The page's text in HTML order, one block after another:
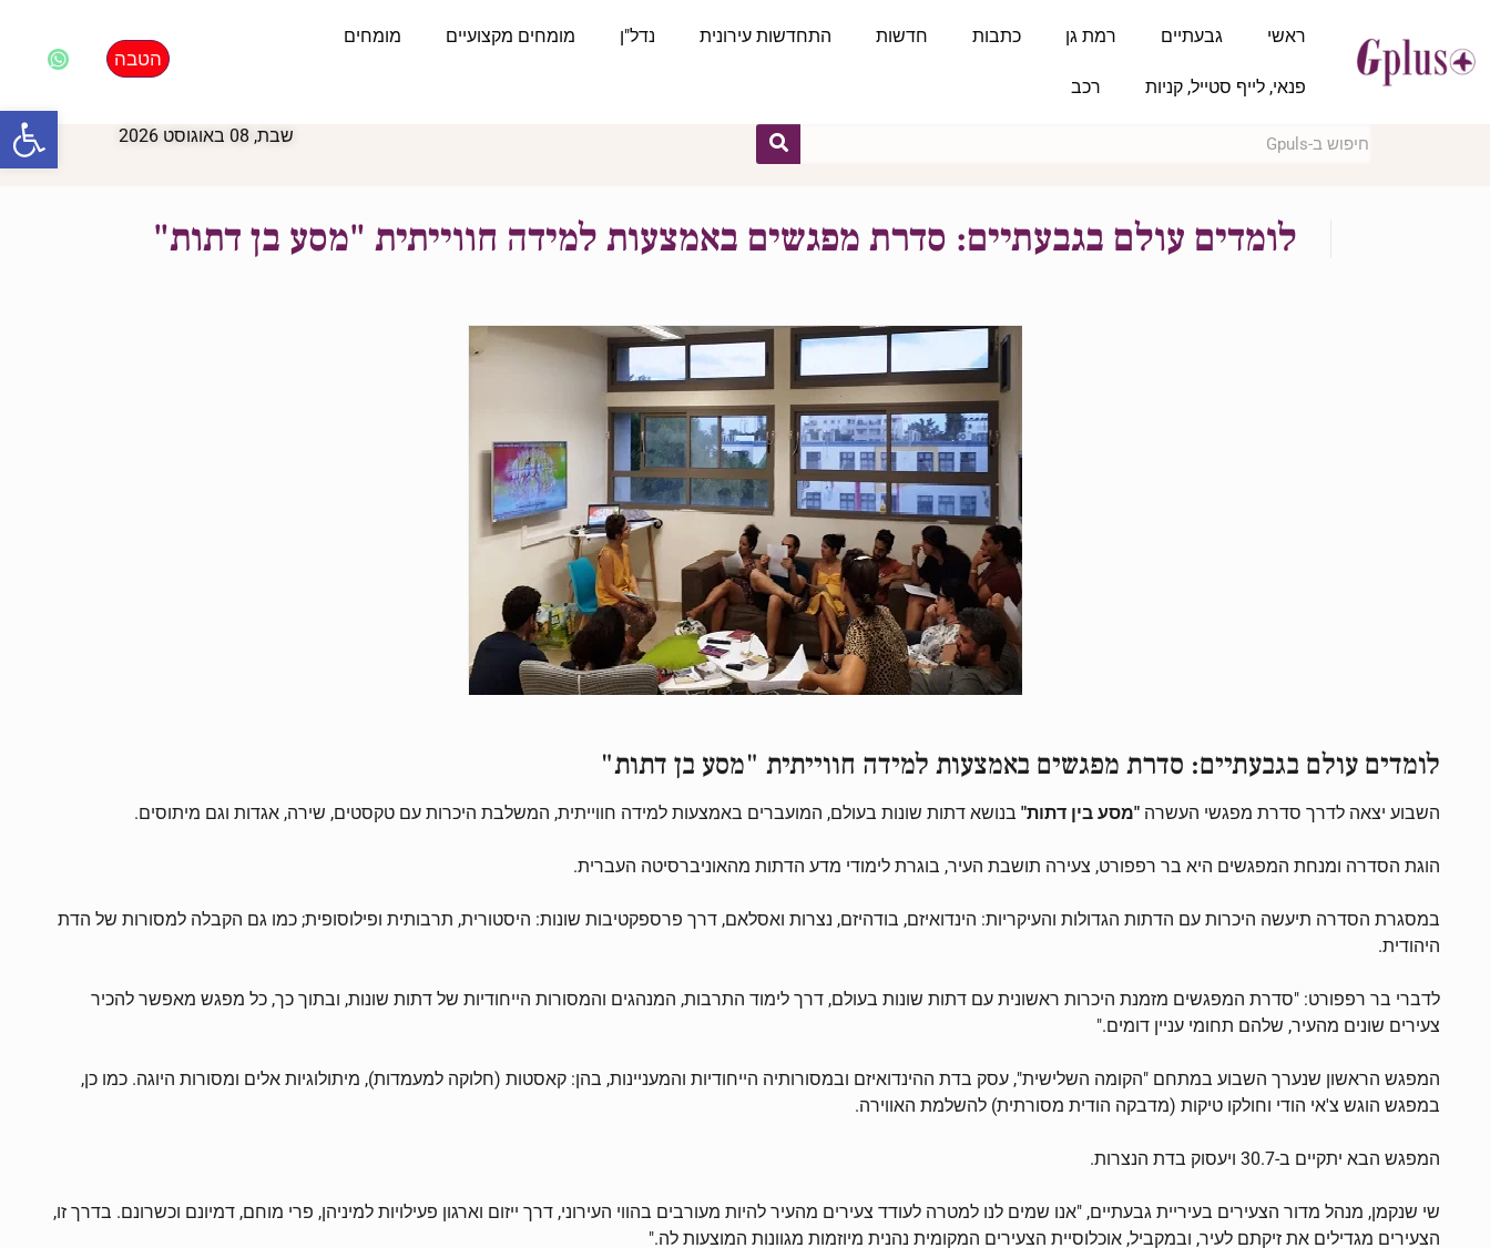
ראשי גבעתיים רמת גן כתבות חדשות התחדשות עירונית נדל"ן מומחים מקצועיים מומחים
פנאי, לייף סטייל, קניות רכב
הטבה
שבת, 08 באוגוסט 2026
לומדים עולם בגבעתיים: סדרת מפגשים באמצעות למידה חווייתית "מסע בן דתות"
לומדים עולם בגבעתיים: סדרת מפגשים באמצעות למידה חווייתית "מסע בן דתות"
השבוע יצאה לדרך סדרת מפגשי העשרה "מסע בין דתות" בנושא דתות שונות בעולם, המועברים באמצעות למידה חווייתית, המשלבת היכרות עם טקסטים, שירה, אגדות וגם מיתוסים.
הוגת הסדרה ומנחת המפגשים היא בר רפפורט, צעירה תושבת העיר, בוגרת לימודי מדע הדתות מהאוניברסיטה העברית.
במסגרת הסדרה תיעשה היכרות עם הדתות הגדולות והעיקריות: הינדואיזם, בודהיזם, נצרות ואסלאם, דרך פרספקטיבות שונות: היסטורית, תרבותית ופילוסופית; כמו גם הקבלה למסורות של הדת
היהודית.
לדברי בר רפפורט: "סדרת המפגשים מזמנת היכרות ראשונית עם דתות שונות בעולם, דרך לימוד התרבות, המנהגים והמסורות הייחודיות של דתות שונות, ובתוך כך, כל מפגש מאפשר להכיר
צעירים שונים מהעיר, שלהם תחומי עניין דומים."
המפגש הראשון שנערך השבוע במתחם "הקומה השלישית", עסק בדת ההינדואיזם ובמסורותיה הייחודיות והמעניינות, בהן: קאסטות (חלוקה למעמדות), מיתולוגיות אלים ומסורות היוגה. כמו כן,
במפגש הוגש צ'אי הודי וחולקו טיקות (מדבקה הודית מסורתית) להשלמת האווירה.
המפגש הבא יתקיים ב-30.7 ויעסוק בדת הנצרות.
שי שנקמן, מנהל מדור הצעירים בעיריית גבעתיים, "אנו שמים לנו למטרה לעודד צעירים מהעיר להיות מעורבים בהווי העירוני, דרך ייזום וארגון פעילויות למיניהן, פרי מוחם, דמיונם וכשרונם. בדרך זו,
הצעירים מגדילים את זיקתם לעיר, ובמקביל, אוכלוסיית הצעירים המקומית נהנית מיוזמות מגוונות המוצעות לה."
פתח